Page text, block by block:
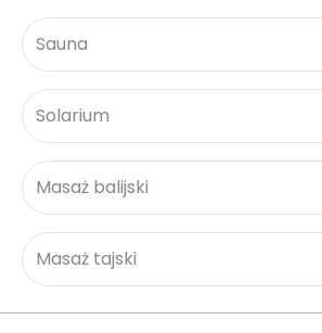
Sauna
Solarium
Masaż balijski
Masaż tajski